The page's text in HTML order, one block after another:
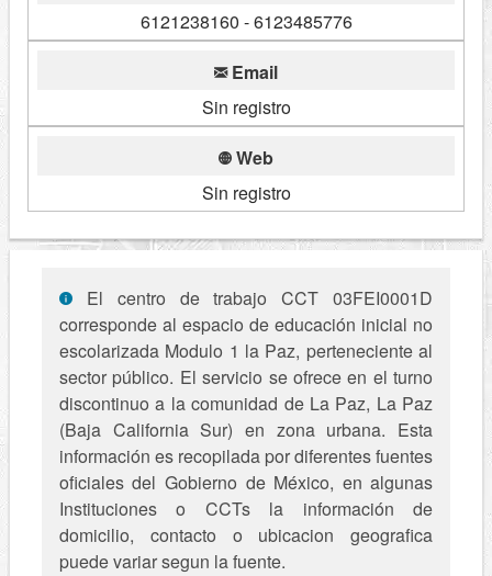
6121238160 - 6123485776
Email
Sin registro
Web
Sin registro
El centro de trabajo CCT 03FEI0001D
corresponde al espacio de educación inicial no
escolarizada Modulo 1 la Paz, perteneciente al
sector público. El servicio se ofrece en el turno
discontinuo a la comunidad de La Paz, La Paz
(Baja California Sur) en zona urbana. Esta
información es recopilada por diferentes fuentes
oficiales del Gobierno de México, en algunas
Instituciones o CCTs la información de
domicilio, contacto o ubicacion geografica
puede variar segun la fuente.